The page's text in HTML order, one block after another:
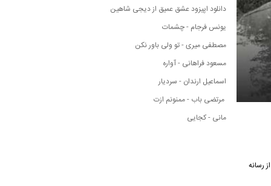
از رسانه
دانلود اپیزود عشق عمیق از دیجی شاهین
یونس فرجام - چشمات
مصطفی میری - تو ولی باور نکن
مسعود فراهانی - آواره
اسماعیل ارندان - سردیار
مرتضی باب - ممنونم ازت
مانی - کجایی